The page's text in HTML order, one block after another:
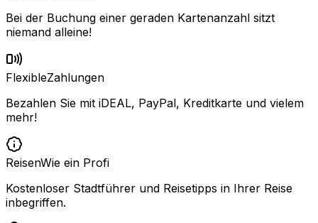
Bei der Buchung einer geraden Kartenanzahl sitzt
niemand alleine!
FlexibleZahlungen
Bezahlen Sie mit iDEAL, PayPal, Kreditkarte und vielem
mehr!
ReisenWie ein Profi
Kostenloser Stadtführer und Reisetipps in Ihrer Reise
inbegriffen.